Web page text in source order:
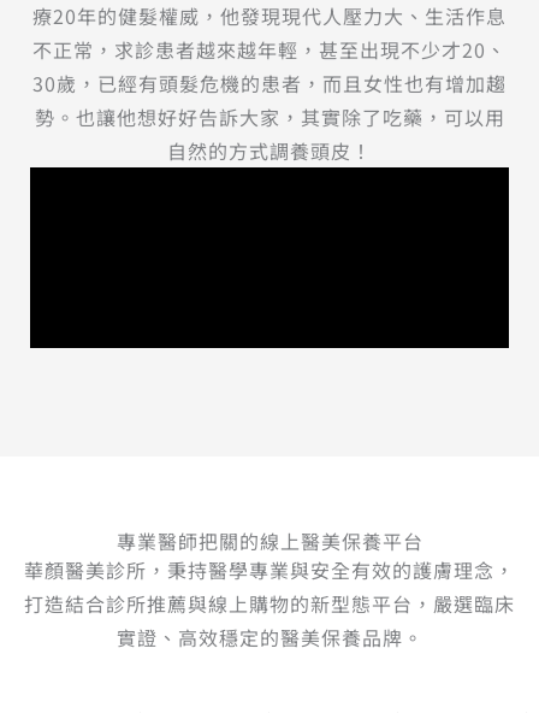
療20年的健髮權威，他發現現代人壓力大、生活作息
不正常，求診患者越來越年輕，甚至出現不少才20、
30歲，已經有頭髮危機的患者，而且女性也有增加趨
勢。也讓他想好好告訴大家，其實除了吃藥，可以用
自然的方式調養頭皮！
專業醫師把關的線上醫美保養平台
華顏醫美診所，秉持醫學專業與安全有效的護膚理念，
打造結合診所推薦與線上購物的新型態平台，嚴選臨床
實證、高效穩定的醫美保養品牌。